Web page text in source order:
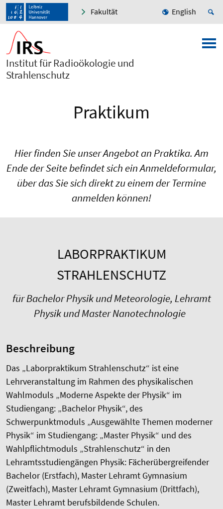
Fakultät English
Institut für Radioökologie und
Strahlenschutz
Praktikum
Hier finden Sie unser Angebot an Praktika. Am
Ende der Seite befindet sich ein Anmeldeformular,
über das Sie sich direkt zu einem der Termine
anmelden können!
LABORPRAKTIKUM
STRAHLENSCHUTZ
für Bachelor Physik und Meteorologie, Lehramt
Physik und Master Nanotechnologie
Beschreibung
Das „Laborpraktikum Strahlenschutz“ ist eine
Lehrveranstaltung im Rahmen des physikalischen
Wahlmoduls „Moderne Aspekte der Physik“ im
Studiengang: „Bachelor Physik“, des
Schwerpunktmoduls „Ausgewählte Themen moderner
Physik“ im Studiengang: „Master Physik“ und des
Wahlpflichtmoduls „Strahlenschutz“ in den
Lehramtsstudiengängen Physik: Fächerübergreifender
Bachelor (Erstfach), Master Lehramt Gymnasium
(Zweitfach), Master Lehramt Gymnasium (Drittfach),
Master Lehramt berufsbildende Schulen.